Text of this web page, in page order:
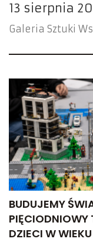
13 sierpnia
Galeria Sztuki
BUDUJEMY
PIĘCIODNIOWY
DZIECI W